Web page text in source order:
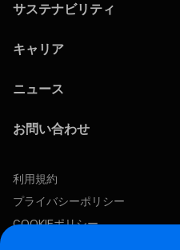
サステナビリティ
キャリア
ニュース
お問い合わせ
利用規約
プライバシーポリシー
COOKIEポリシー